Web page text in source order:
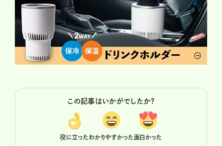
この記事はいかがでしたか？
役に立ったわかりやすかった面白かった